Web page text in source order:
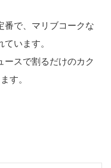
番で、マリブコークな
います。
ースで割るだけのカク
す。